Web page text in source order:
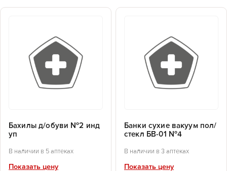
Бахилы д/обуви №2 инд
уп
В наличии в 5 аптеках
Показать цену
Банки сухие вакуум пол/
стекл БВ-01 №4
В наличии в 3 аптеках
Показать цену